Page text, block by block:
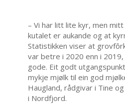
– Vi har litt lite kyr, men
kutalet er aukande og at
Statistikken viser at
var betre i 2020 enn i
gode. Eit godt
mykje mjølk til ein god
Haugland, rådgivar i Tine
i Nordfjord.